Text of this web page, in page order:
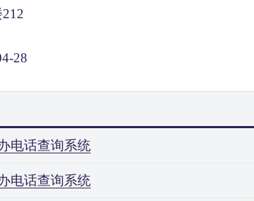
28
电话查询系统
电话查询系统